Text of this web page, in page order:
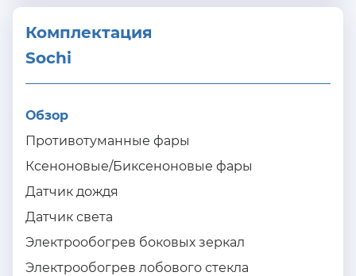
Комплектация
Sochi
Обзор
Противотуманные фары
Ксеноновые/Биксеноновые фары
Датчик дождя
Датчик света
Электрообогрев боковых зеркал
Электрообогрев лобового стекла